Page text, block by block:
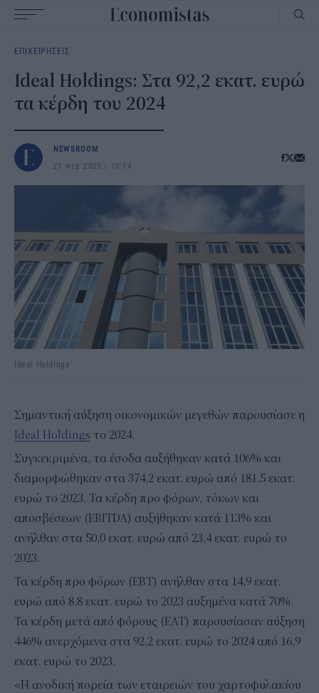
navigation
ΕΠΙΧΕΙΡΗΣΕΙΣ
Ideal Holdings: Στα 92,2 εκατ. ευρώ
τα κέρδη του 2024
NEWSROOM
27 Φεβ 2025
10:14
Ideal Holdings
Σημαντική αύξηση οικονομικών μεγεθών παρουσίασε η
Ideal Holdings το 2024.
Συγκεκριμένα, τα έσοδα αυξήθηκαν κατά 106% και
διαμορφώθηκαν στα 374,2 εκατ. ευρώ από 181,5 εκατ.
ευρώ το 2023. Τα κέρδη προ φόρων, τόκων και
αποσβέσεων (EBITDA) αυξήθηκαν κατά 113% και
ανήλθαν στα 50,0 εκατ. ευρώ από 23,4 εκατ. ευρώ το
2023.
Τα κέρδη προ φόρων (EBT) ανήλθαν στα 14,9 εκατ.
ευρώ από 8,8 εκατ. ευρώ το 2023 αυξημένα κατά 70%.
Τα κέρδη μετά από φόρους (EAT) παρουσίασαν αύξηση
446% ανερχόμενα στα 92,2 εκατ. ευρώ το 2024 από 16,9
εκατ. ευρώ το 2023.
«Η ανοδική πορεία των εταιρειών του χαρτοφυλακίου